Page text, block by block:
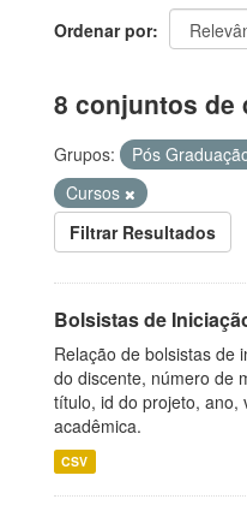
Ordenar por
8 conjuntos de
Grupos: Pós
Cursos
Filtrar Resultados
Bolsistas de
Relação de bolsistas de
do discente, número de
título, id do projeto, ano,
acadêmica.
CSV